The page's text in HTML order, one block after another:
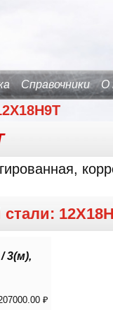
Справочники О
стали:
3(м),
₽